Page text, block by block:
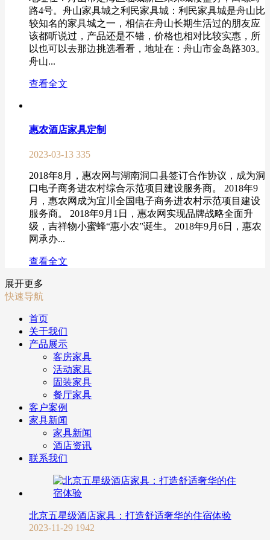
路4号。舟山家具城之利民家具城：利民家具城是舟山比
较知名的家具城之一，相信在舟山长期生活过的朋友应
该都听说过，产品还是不错，价格也相对比较实惠，所
以也可以去那边挑选看看，地址在：舟山市金岛路303。
舟山...
查看全文
惠农酒店家具定制
2023-03-13 335
2018年8月，惠农网与湖南洞口县签订合作协议，成为洞
口电子商务进农村综合示范项目建设服务商。 2018年9
月，惠农网成为宜川全国电子商务进农村示范项目建设
服务商。 2018年9月1日，惠农网实现品牌战略全面升
级，吉祥物小蜜蜂“惠小农”诞生。 2018年9月6日，惠农
网承办...
查看全文
展开更多
快速导航
首页
关于我们
产品展示
客房家具
活动家具
固装家具
餐厅家具
客户案例
家具新闻
家具新闻
酒店资讯
联系我们
北京五星级酒店家具：打造舒适奢华的住宿体验
2023-11-29 1942